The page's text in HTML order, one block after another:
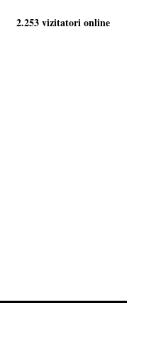
2.253 vizitatori online